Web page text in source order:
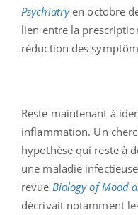
Psychiatry en octobre
lien entre la
réduction des
Reste maintenant à
inflammation. Un
hypothèse qui reste à
une maladie
revue Biology of Mood
décrivait notamment